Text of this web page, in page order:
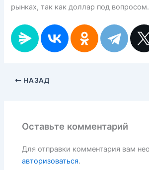
рынках, так как доллар под вопросом.
НАЗАД
Оставьте комментарий
Для отправки комментария вам
авторизоваться.